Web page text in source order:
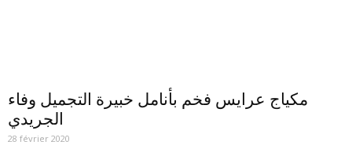
مكياج عرايس فخم بأنامل خبيرة التجميل وفاء
الجريدي
28 février 2020